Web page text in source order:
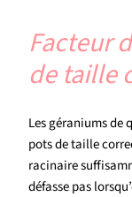
Facteur
de taille
Les géraniums de
pots de taille
racinaire
défasse pas